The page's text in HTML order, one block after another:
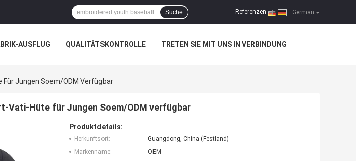
German
Referenzen |
Suche
AUSFLUG QUALITÄTSKONTROLLE TRETEN SIE MIT UNS IN VERBINDUNG
Jungen Soem/ODM Verfügbar
Vati-Hüte für Jungen Soem/ODM verfügbar
Produktdetails:
Herkunftsort:
Guangdong, China (Festland)
Markenname:
OEM